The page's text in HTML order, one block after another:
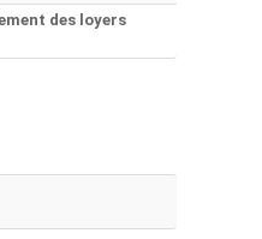
des loyers